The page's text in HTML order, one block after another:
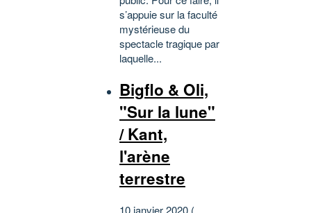
s’appuie sur la faculté
mystérieuse du
spectacle tragique par
laquelle...
Bigflo & Oli,
"Sur la lune"
/ Kant,
l'arène
terrestre
10 janvier 2020 (